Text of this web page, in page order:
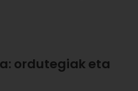
ordutegiak eta